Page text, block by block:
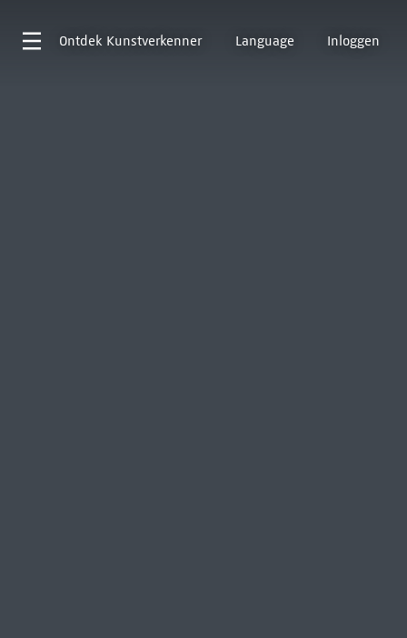
Ontdek Kunstverkenner Language Inloggen